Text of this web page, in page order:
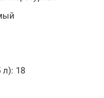
л): 18